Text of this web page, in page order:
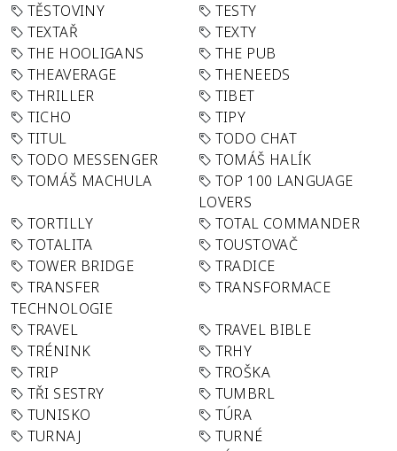
TĚSTOVINY
TESTY
TEXTAŘ
TEXTY
THE HOOLIGANS
THE PUB
THEAVERAGE
THENEEDS
THRILLER
TIBET
TICHO
TIPY
TITUL
TODO CHAT
TODO MESSENGER
TOMÁŠ HALÍK
TOMÁŠ MACHULA
TOP 100 LANGUAGE
LOVERS
TORTILLY
TOTAL COMMANDER
TOTALITA
TOUSTOVAČ
TOWER BRIDGE
TRADICE
TRANSFER
TECHNOLOGIE
TRANSFORMACE
TRAVEL
TRAVEL BIBLE
TRÉNINK
TRHY
TRIP
TROŠKA
TŘI SESTRY
TUMBRL
TUNISKO
TÚRA
TURNAJ
TURNÉ